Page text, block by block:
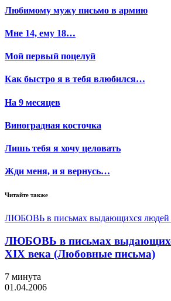
Любимому мужу письмо в армию
Мне 14, ему 18…
Мой первый поцелуй
Как быстро я в тебя влюбился…
На 9 месяцев
Виноградная косточка
Лишь тебя я хочу целовать
Жди меня, и я вернусь…
Читайте также
ЛЮБОВЬ в письмах выдающихся
ЛЮБОВЬ в письмах
XIX века (Любовные письма)
7 минута
01.04.2006